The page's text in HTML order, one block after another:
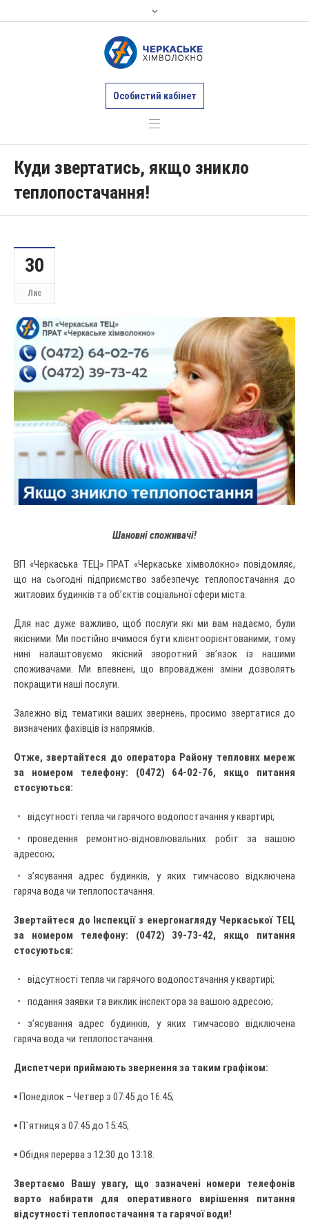
Особистий кабінет
Куди звертатись, якщо зникло
теплопостачання!
30
Лис
Шановні споживачі!
ВП «Черкаська ТЕЦ» ПРАТ «Черкаське хімволокно» повідомляє,
що на сьогодні підприємство забезпечує теплопостачання до
житлових будинків та об’єктів соціальної сфери міста.
Для нас дуже важливо, щоб послуги які ми вам надаємо, були
якісними. Ми постійно вчимося бути клієнтоорієнтованими, тому
нині налаштовуємо якісний зворотний зв’язок із нашими
споживачами. Ми впевнені, що впроваджені зміни дозволять
покращити наші послуги.
Залежно від тематики ваших звернень, просимо звертатися до
визначених фахівців із напрямків.
Отже, звертайтеся до оператора Району теплових мереж
за номером телефону: (0472) 64-02-76, якщо питання
стосуються:
відсутності тепла чи гарячого водопостачання у квартирі;
проведення ремонтно-відновлювальних робіт за вашою
адресою;
з’ясування адрес будинків, у яких тимчасово відключена
гаряча вода чи теплопостачання.
Звертайтеся до Інспекції з енергонагляду Черкаської ТЕЦ
за номером телефону: (0472) 39-73-42, якщо питання
стосуються:
відсутності тепла чи гарячого водопостачання у квартирі;
подання заявки та виклик інспектора за вашою адресою;
з’ясування адрес будинків, у яких тимчасово відключена
гаряча вода чи теплопостачання.
Диспетчери приймають звернення за таким графіком:
▪ Понеділок – Четвер з 07:45 до 16:45;
▪ П`ятниця з 07:45 до 15:45;
▪ Обідня перерва з 12:30 до 13:18.
Звертаємо Вашу увагу, що зазначені номери телефонів
варто набирати для оперативного вирішення питання
відсутності теплопостачання та гарячої води!